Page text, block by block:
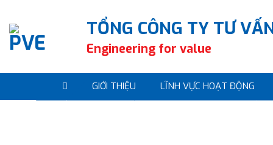
content
TỔNG CÔNG TY TƯ
Engineering for value
GIỚI THIỆU LĨNH VỰC HOẠT ĐỘNG